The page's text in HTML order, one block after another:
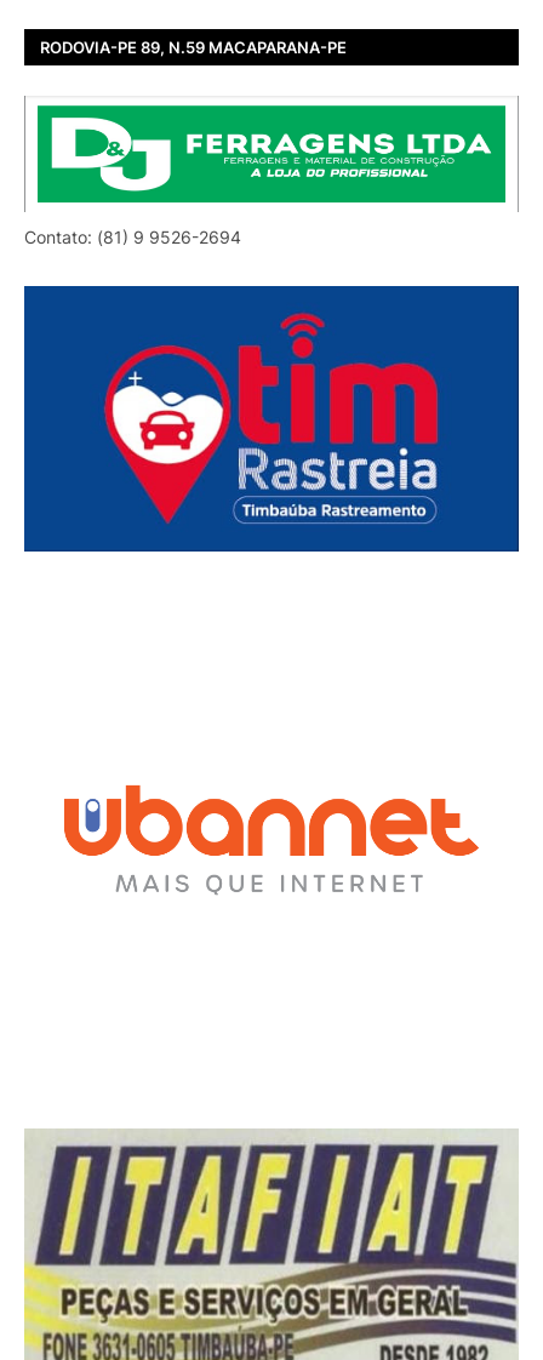
RODOVIA-PE 89, N.59 MACAPARANA-PE
Contato: (81) 9 9526-2694